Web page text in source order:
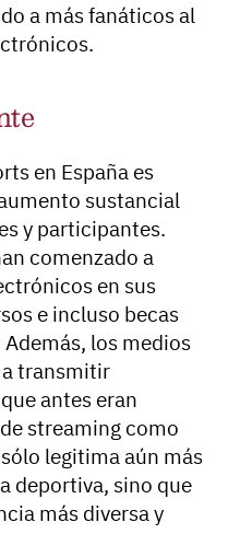
a más fanáticos al
en España es
sustancial
y participantes.
comenzado a
en sus
e incluso becas
los medios
transmitir
antes eran
streaming como
legitima aún más
deportiva, sino que
más diversa y